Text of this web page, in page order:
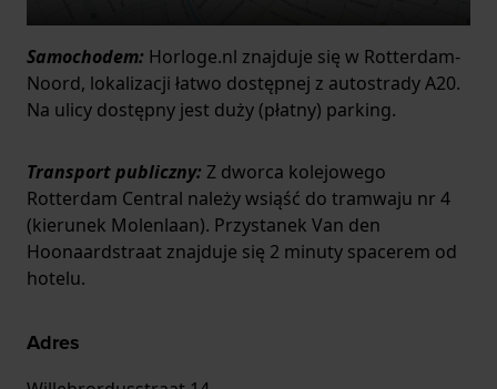
Samochodem: Horloge.nl znajduje się w Rotterdam-
Noord, lokalizacji łatwo dostępnej z autostrady A20.
Na ulicy dostępny jest duży (płatny) parking.
Transport publiczny: Z dworca kolejowego
Rotterdam Central należy wsiąść do tramwaju nr 4
(kierunek Molenlaan). Przystanek Van den
Hoonaardstraat znajduje się 2 minuty spacerem od
hotelu.
Adres